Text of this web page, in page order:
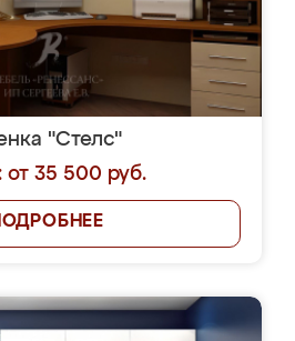
"Стелс"
от 35 500 руб.